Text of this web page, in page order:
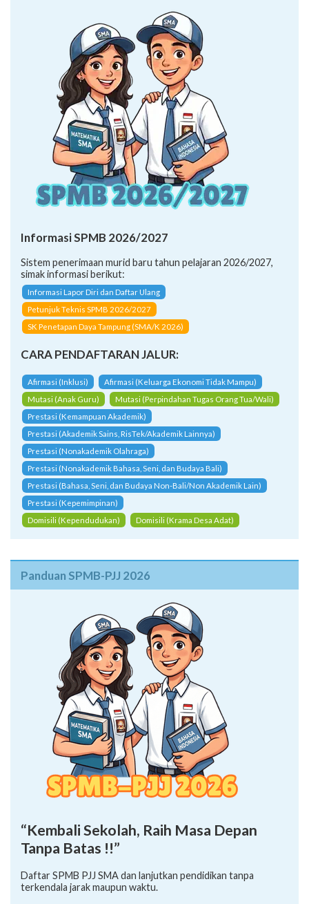
Informasi SPMB 2026/2027
Sistem penerimaan murid baru tahun pelajaran 2026/2027,
simak informasi berikut:
Informasi Lapor Diri dan Daftar Ulang
Petunjuk Teknis SPMB 2026/2027
SK Penetapan Daya Tampung (SMA/K 2026)
CARA PENDAFTARAN JALUR:
Afirmasi (Inklusi)
Afirmasi (Keluarga Ekonomi Tidak Mampu)
Mutasi (Anak Guru)
Mutasi (Perpindahan Tugas Orang Tua/Wali)
Prestasi (Kemampuan Akademik)
Prestasi (Akademik Sains, RisTek/Akademik Lainnya)
Prestasi (Nonakademik Olahraga)
Prestasi (Nonakademik Bahasa, Seni, dan Budaya Bali)
Prestasi (Bahasa, Seni, dan Budaya Non-Bali/Non Akademik Lain)
Prestasi (Kepemimpinan)
Domisili (Kependudukan)
Domisili (Krama Desa Adat)
Panduan SPMB-PJJ 2026
“Kembali Sekolah, Raih Masa Depan
Tanpa Batas !!”
Daftar SPMB PJJ SMA dan lanjutkan pendidikan tanpa
terkendala jarak maupun waktu.